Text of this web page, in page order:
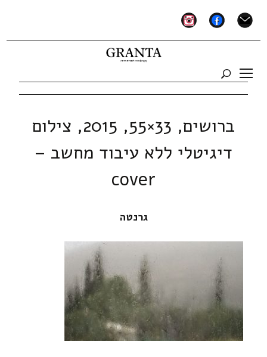
mail
facebook
instagram
ברושים, 33×55, 2015, צילום
דיגיטלי ללא עיבוד מחשב –
cover
גרנטה